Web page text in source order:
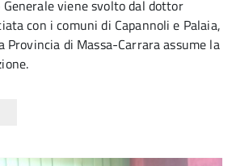
viene svolto dal dottor
con i comuni di Capannoli e Palaia,
Provincia di Massa-Carrara assume la